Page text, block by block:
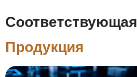
Соответствующая
Продукция